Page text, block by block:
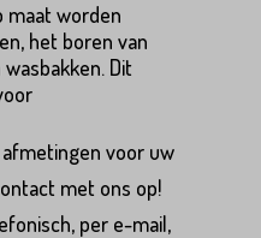
maat worden
het boren van
Dit
voor uw
met ons op!
per e-mail,